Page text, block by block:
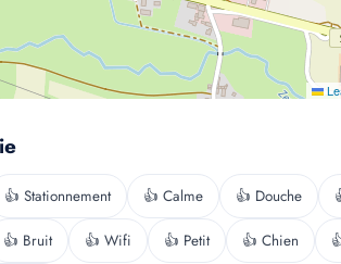
👍 Stationnement 👍 Calme 👍 Douche
👍 Bruit 👍 Wifi 👍 Petit 👍 Chien